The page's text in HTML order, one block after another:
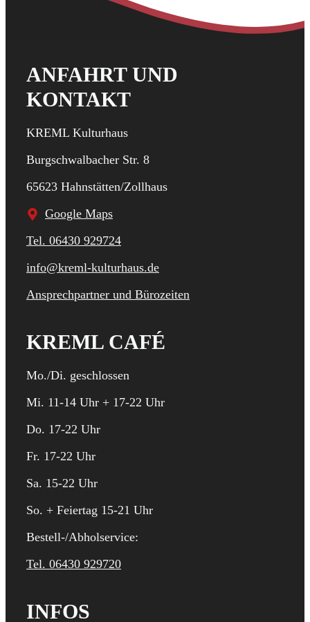
ANFAHRT UND
KONTAKT
KREML Kulturhaus
Burgschwalbacher Str. 8
65623 Hahnstätten/Zollhaus
Google Maps
Tel. 06430 929724
info@kreml-kulturhaus.de
Ansprechpartner und Bürozeiten
KREML CAFÉ
Mo./Di. geschlossen
Mi. 11-14 Uhr + 17-22 Uhr
Do. 17-22 Uhr
Fr. 17-22 Uhr
Sa. 15-22 Uhr
So. + Feiertag 15-21 Uhr
Bestell-/Abholservice:
Tel. 06430 929720
INFOS